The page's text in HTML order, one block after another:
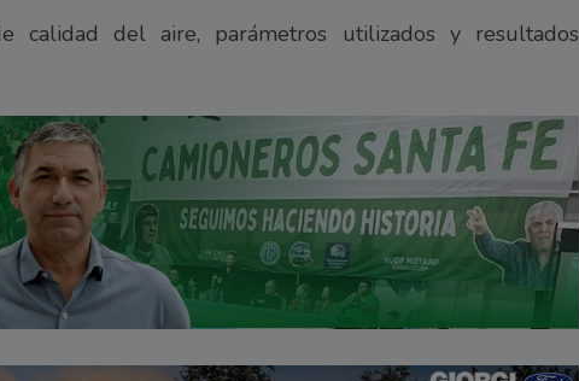
calidad del aire, parámetros utilizados y resultados